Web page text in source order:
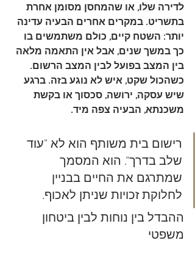
לדירה שלו, או שהמחסן מסומן אחרת
בתשריט. במקרים אחרים הבעיה עדינה
יותר: השטח קיים, כולם משתמשים בו
כך במשך שנים, אבל אין התאמה מלאה
בין המצב בפועל לבין המצב הרשום.
כשהכול שקט, איש לא נוגע בזה. ברגע
שיש עסקה, ירושה, סכסוך או בקשת
משכנתא, הבעיה צפה מיד.
רישום בית משותף הוא לא "עוד
שלב בדרך". הוא המסמך
שמתרגם את החיים בבניין
לחלוקת זכויות שניתן לאכוף.
ההבדל בין נוחות לבין ביטחון
משפטי